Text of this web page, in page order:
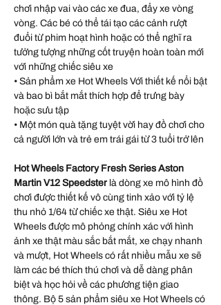
chơi nhập vai vào các xe đua, đẩy xe vòng
vòng. Các bé có thể tái tạo các cảnh rượt
đuổi từ phim hoạt hình hoặc có thể nghĩ ra
tưởng tượng những cốt truyện hoàn toàn mới
với những chiếc siêu xe
• Sản phẩm xe Hot Wheels Với thiết kế nổi bật
và bao bì bắt mắt thích hợp để trưng bày
hoặc sưu tập
• Một món quà tặng tuyệt vời hay đồ chơi cho
cả người lớn và trẻ em trái gái từ 3 tuổi trở lên
Hot Wheels Factory Fresh Series Aston
Martin V12 Speedster là dòng xe mô hình đồ
chơi được thiết kế vô cùng tinh xảo với tỷ lệ
thu nhỏ 1/64 từ chiếc xe thật. Siêu xe Hot
Wheels được mô phỏng chính xác với hình
ảnh xe thật màu sắc bắt mắt, xe chạy nhanh
và mượt, Hot Wheels có rất nhiều mẫu xe sẽ
làm các bé thích thú chơi và dễ dàng phân
biệt và học hỏi về các phương tiện giao
thông. Bộ 5 sản phẩm siêu xe Hot Wheels có